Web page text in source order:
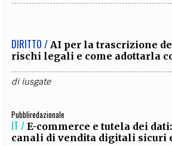
DIRITTO / AI per la trascrizione
rischi legali e come adottarla
diiusgate
Pubbliredazionale
IT / E-commerce e tutela dei
canali di vendita digitali sicuri